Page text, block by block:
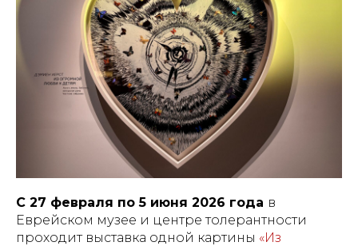
С 27 февраля по 5 июня 2026 года в
Еврейском музее и центре толерантности
проходит выставка одной картины «Из